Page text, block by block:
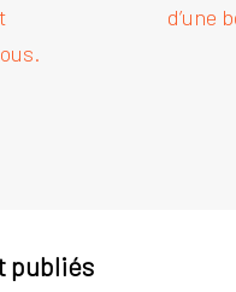
d’une
publiés